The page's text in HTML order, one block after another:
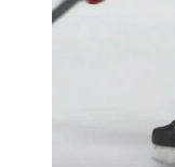
Молодежный
«Локо-
концовке